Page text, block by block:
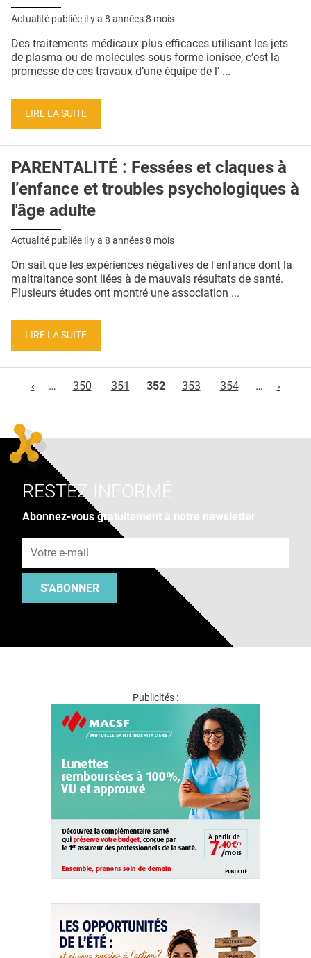
Actualité publiée il y a 8 années 8 mois
Des traitements médicaux plus efficaces utilisant les jets
de plasma ou de molécules sous forme ionisée, c’est la
promesse de ces travaux d’une équipe de l' ...
LIRE LA SUITE
PARENTALITÉ : Fessées et claques à
l’enfance et troubles psychologiques à
l'âge adulte
Actualité publiée il y a 8 années 8 mois
On sait que les expériences négatives de l'enfance dont la
maltraitance sont liées à de mauvais résultats de santé.
Plusieurs études ont montré une association ...
LIRE LA SUITE
‹
… 350 351 352 353 354 … ›
RESTEZ INFORMÉ
Abonnez-vous gratuitement à notre newsletter
S'ABONNER
Publicités :